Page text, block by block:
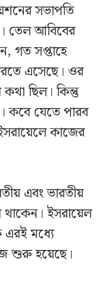
সভাপতি
তেল আবিবের
গত সপ্তাহে
এসেছে। ওর
ছিল। কিন্তু
কবে যেতে পারব
কাজের
এবং ভারতীয়
ইসরায়েল
এরই মধ্যে
শুরু হয়েছে।